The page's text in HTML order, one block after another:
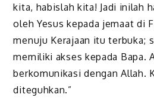
kita, habislah kita! Jadi inilah
oleh Yesus kepada jemaat di
menuju Kerajaan itu terbuka;
memiliki akses kepada Bapa.
berkomunikasi dengan Allah.
diteguhkan.”